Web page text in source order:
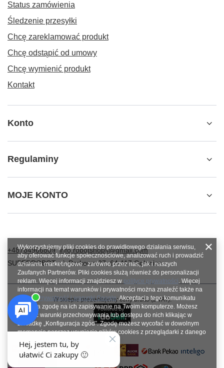
Status zamówienia
Śledzenie przesyłki
Chcę zareklamować produkt
Chcę odstąpić od umowy
Chcę wymienić produkt
Kontakt
Konto
Regulaminy
MOJE KONTO
+48784966809 info.robotshops@gmail.com
SUPERROBOT,ul. Parkowa 27,64-117Gołanice
W sklepie prezentujemy ceny brutto (z VAT).
Wykorzystujemy pliki cookies do prawidłowego działania serwisu,
aby oferować funkcje społecznościowe, analizować ruch i prowadzić
działania marketingowe - zarówno przez nas, jak i naszych
Zaufanych Partnerów. Pliki cookies służą również do personalizacji
reklam. Więcej informacji znajdziesz w polityce prywatności. Więcej
informacji na temat warunków i prywatności można znaleźć także na
stronie Prywatność i warunki Google. Akceptacja tego komunikatu
oznacza zgodę na ich zapisywanie na Twoim komputerze. Możesz
określić warunki przechowywania lub dostępu do nich klikając w
zakładkę „Konfiguracja zgód”. Zgodę możesz wycofać w dowolnym
momencie poprzez usunięcie plików cookies z przeglądarki z danego
urządzenia końcowego.
Zamknij